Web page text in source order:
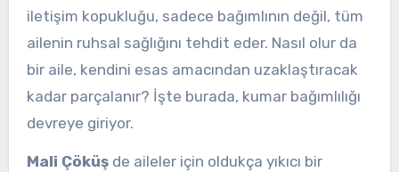
iletişim kopukluğu, sadece bağımlının değil, tüm
ailenin ruhsal sağlığını tehdit eder. Nasıl olur da
bir aile, kendini esas amacından uzaklaştıracak
kadar parçalanır? İşte burada, kumar bağımlılığı
devreye giriyor.
Mali Çöküşde aileler için oldukça yıkıcı bir